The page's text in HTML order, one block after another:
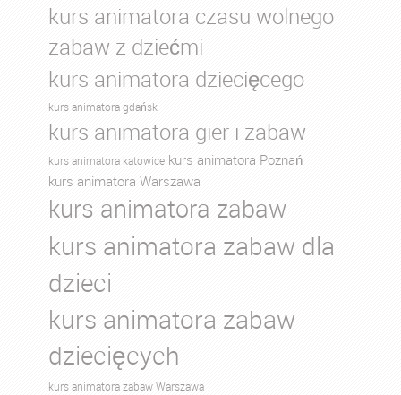
kurs animatora czasu wolnego
zabaw z dziećmi
kurs animatora dziecięcego
kurs animatora gdańsk
kurs animatora gier i zabaw
kurs animatora katowice kurs animatora Poznań
kurs animatora Warszawa
kurs animatora zabaw
kurs animatora zabaw dla
dzieci
kurs animatora zabaw
dziecięcych
kurs animatora zabaw Warszawa